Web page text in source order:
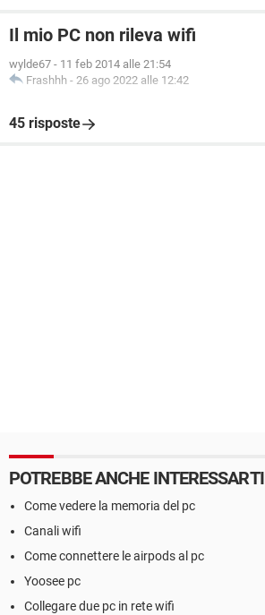
Il mio PC non rileva wifi
wylde67 - 11 feb 2014 alle 21:54
Frashhh - 26 ago 2022 alle 12:42
45 risposte
POTREBBE ANCHE INTERESSARTI
Come vedere la memoria del pc
Canali wifi
Come connettere le airpods al pc
Yoosee pc
Collegare due pc in rete wifi